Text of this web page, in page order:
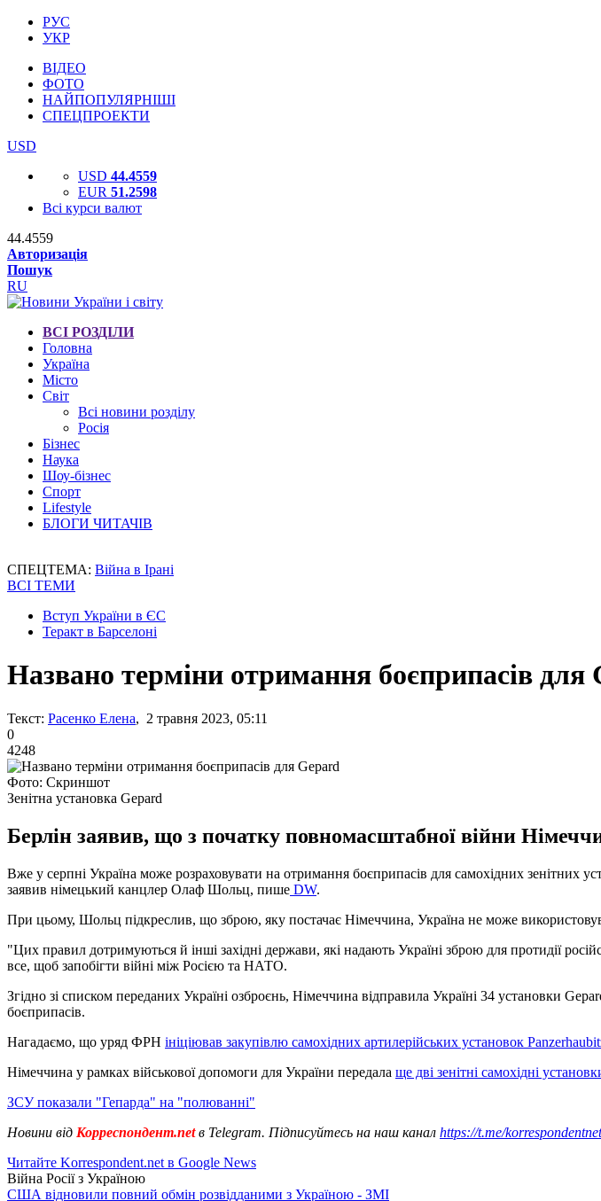
РУС
УКР
ВІДЕО
ФОТО
НАЙПОПУЛЯРНІШІ
СПЕЦПРОЕКТИ
USD
USD 44.4559
EUR 51.2598
Всі курси валют
44.4559
Авторизація
Пошук
RU
ВСІ РОЗДІЛИ
Головна
Україна
Місто
Світ
Всі новини розділу
Росія
Бізнес
Наука
Шоу-бізнес
Спорт
Lifestyle
БЛОГИ ЧИТАЧІВ
СПЕЦТЕМА: Війна в Ірані
ВСІ ТЕМИ
Вступ України в ЄС
Теракт в Барселоні
Названо терміни отримання боєприпасів для
Текст: Расенко Елена, 2 травня 2023, 05:11
0
4248
Фото: Скриншот
Зенітна установка Gepard
Берлін заявив, що з початку повномасштабної війни
Вже у серпні Україна може розраховувати на отримання боєприпасів для самохідних зенітних
заявив німецький канцлер Олаф Шольц, пише DW.
При цьому, Шольц підкреслив, що зброю, яку постачає Німеччина, Україна не може
"Цих правил дотримуються й інші західні держави, які надають Україні зброю для протидії
все, щоб запобігти війні між Росією та НАТО.
Згідно зі списком переданих Україні озброєнь, Німеччина відправила Україні 34 установки
боєприпасів.
Нагадаємо, що уряд ФРН ініціював закупівлю самохідних артилерійських установок
Німеччина у рамках військової допомоги для України передала ще дві зенітні самохідні
ЗСУ показали "Гепарда" на "полюванні"
Новини від Корреспондент.netв Telegram. Підписуйтесь на наш канал https://t.me/korrespondentnet
Читайте Korrespondent.net в Google News
Війна Росії з Україною
США відновили повний обмін розвідданими з Україною - ЗМІ